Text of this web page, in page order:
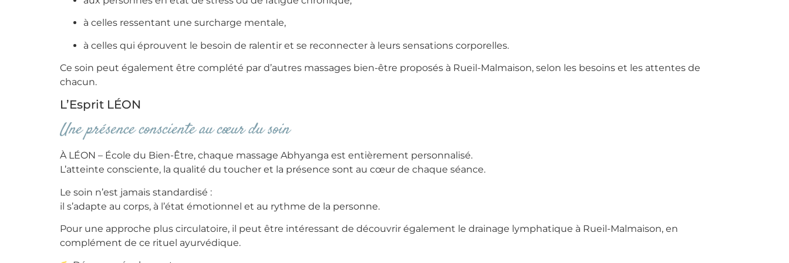
à celles ressentant une surcharge mentale,
à celles qui éprouvent le besoin de ralentir et se reconnecter à leurs sensations corporelles.
Ce soin peut également être complété par d’autres massages bien-être proposés à Rueil-Malmaison, selon les besoins et les attentes de
chacun.
L’Esprit LÉON
Une présence consciente au cœur du soin
À LÉON – École du Bien-Être, chaque massage Abhyanga est entièrement personnalisé.
L’atteinte consciente, la qualité du toucher et la présence sont au cœur de chaque séance.
Le soin n’est jamais standardisé :
il s’adapte au corps, à l’état émotionnel et au rythme de la personne.
Pour une approche plus circulatoire, il peut être intéressant de découvrir également le drainage lymphatique à Rueil-Malmaison, en
complément de ce rituel ayurvédique.